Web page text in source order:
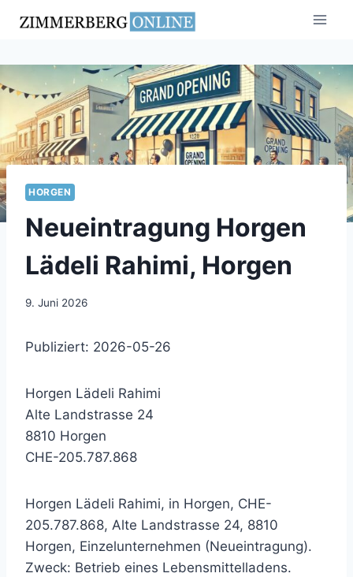
Inhalt
HORGEN
Neueintragung Horgen
Lädeli Rahimi, Horgen
9. Juni 2026
Publiziert: 2026-05-26
Horgen Lädeli Rahimi
Alte Landstrasse 24
8810 Horgen
CHE-205.787.868
Horgen Lädeli Rahimi, in Horgen, CHE-
205.787.868, Alte Landstrasse 24, 8810
Horgen, Einzelunternehmen (Neueintragung).
Zweck: Betrieb eines Lebensmittelladens.